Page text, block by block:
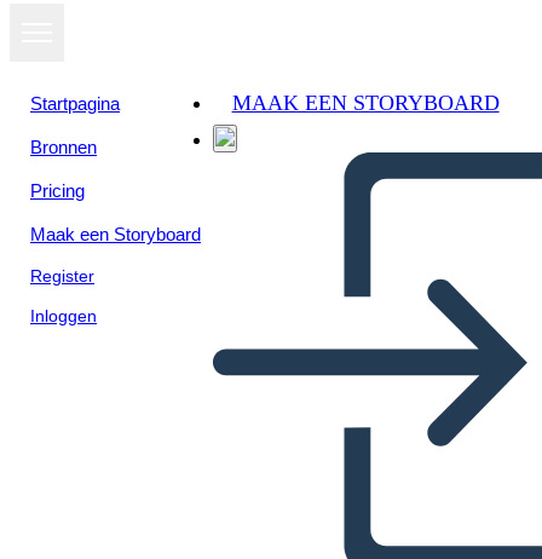
Startpagina
Bronnen
Pricing
Maak een Storyboard
Register
Inloggen
MAAK EEN STORYBOARD